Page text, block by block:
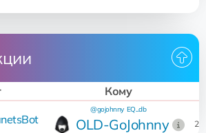
Кому
OLD-GoJohnny
@gojohnny EQ...db